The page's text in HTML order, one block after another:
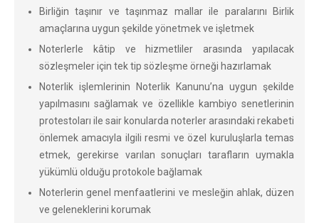
Birliğin taşınır ve taşınmaz mallar ile paralarını Birlik
amaçlarına uygun şekilde yönetmek ve işletmek
Noterlerle kâtip ve hizmetliler arasında yapılacak
sözleşmeler için tek tip sözleşme örneği hazırlamak
Noterlik işlemlerinin Noterlik Kanunu’na uygun şekilde
yapılmasını sağlamak ve özellikle kambiyo senetlerinin
protestoları ile sair konularda noterler arasındaki rekabeti
önlemek amacıyla ilgili resmi ve özel kuruluşlarla temas
etmek, gerekirse varılan sonuçları tarafların uymakla
yükümlü olduğu protokole bağlamak
Noterlerin genel menfaatlerini ve mesleğin ahlak, düzen
ve geleneklerini korumak